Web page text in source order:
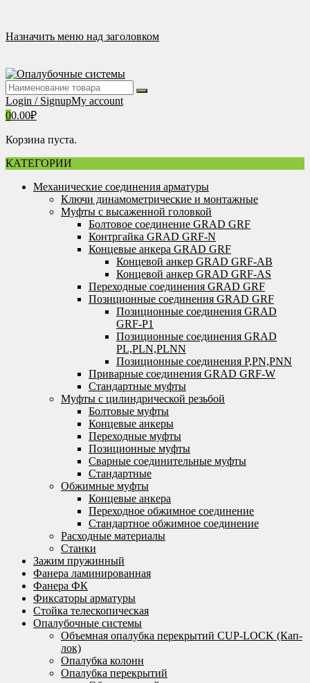
содержимому
Назначить меню над заголовком
Login / SignupMy account
00.00₽
Корзина пуста.
КАТЕГОРИИ
Механические соединения арматуры
Ключи динамометрические и монтажные
Муфты с высаженной головкой
Болтовое соединение GRAD GRF
Контргайка GRAD GRF-N
Концевые анкера GRAD GRF
Концевой анкер GRAD GRF-AB
Концевой анкер GRAD GRF-AS
Переходные соединения GRAD GRF
Позиционные соединения GRAD GRF
Позиционные соединения GRAD
GRF-P1
Позиционные соединения GRAD
PL,PLN,PLNN
Позиционные соединения P,PN,PNN
Приварные соединения GRAD GRF-W
Стандартные муфты
Муфты с цилиндрической резьбой
Болтовые муфты
Концевые анкеры
Переходные муфты
Позиционные муфты
Сварные соединительные муфты
Стандартные
Обжимные муфты
Концевые анкера
Переходное обжимное соединение
Стандартное обжимное соединение
Расходные материалы
Станки
Зажим пружинный
Фанера ламинированная
Фанера ФК
Фиксаторы арматуры
Стойка телескопическая
Опалубочные системы
Объемная опалубка перекрытий CUP-LOCK (Кап-
лок)
Опалубка колонн
Опалубка перекрытий